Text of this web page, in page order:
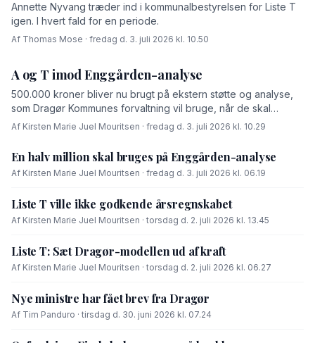
Annette Nyvang træder ind i kommunalbestyrelsen for Liste T
igen. I hvert fald for en periode.
Af Thomas Mose · fredag d. 3. juli 2026 kl. 10.50
A og T imod Enggården-analyse
500.000 kroner bliver nu brugt på ekstern støtte og analyse,
som Dragør Kommunes forvaltning vil bruge, når de skal
forhandle med OK-fonden om en driftsoverenskomst for
Af Kirsten Marie Juel Mouritsen · fredag d. 3. juli 2026 kl. 10.29
En halv million skal bruges på Enggården-analyse
Af Kirsten Marie Juel Mouritsen · fredag d. 3. juli 2026 kl. 06.19
Liste T ville ikke godkende årsregnskabet
Af Kirsten Marie Juel Mouritsen · torsdag d. 2. juli 2026 kl. 13.45
Liste T: Sæt Dragør-modellen ud af kraft
Af Kirsten Marie Juel Mouritsen · torsdag d. 2. juli 2026 kl. 06.27
Nye ministre har fået brev fra Dragør
Af Tim Panduro · tirsdag d. 30. juni 2026 kl. 07.24